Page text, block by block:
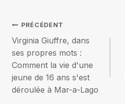
Navigation
de
l’article
PRÉCÉDENT
Virginia Giuffre, dans
ses propres mots :
Comment la vie d'une
jeune de 16 ans s'est
déroulée à Mar-a-Lago